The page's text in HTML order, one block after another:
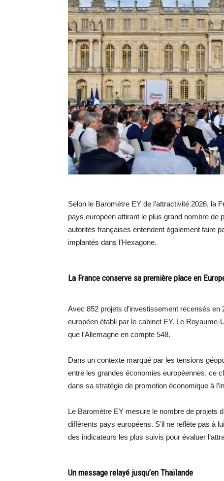
Selon le Baromètre EY de l’attractivité 2026, la
pays européen attirant le plus grand nombre de
autorités françaises entendent également faire
implantés dans l’Hexagone.
La France conserve sa première place en
Avec 852 projets d’investissement recensés
européen établi par le cabinet EY. Le
que l’Allemagne en compte 548.
Dans un contexte marqué par les tensions
entre les grandes économies européennes, ce
dans sa stratégie de promotion économique à
Le Baromètre EY mesure le nombre de projets
différents pays européens. S’il ne reflète pas à
des indicateurs les plus suivis pour évaluer
Un message relayé jusqu’en Thaïlande